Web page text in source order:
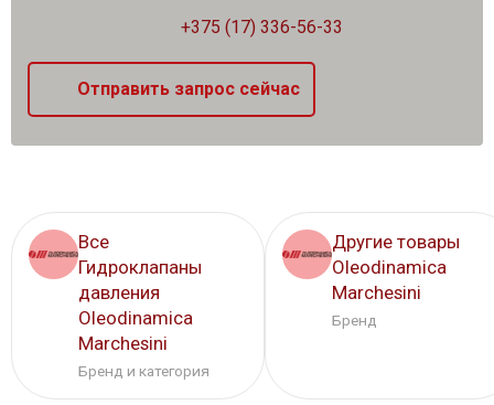
+375 (17) 336-56-33
Отправить запрос сейчас
Все
Гидроклапаны
давления
Oleodinamica
Marchesini
Бренд и категория
Другие товары
Oleodinamica
Marchesini
Бренд